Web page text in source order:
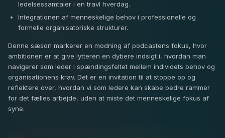
ledelsessamtaler i en travl hverdag.
Integrationen af menneskelige behov i professionelle og
formelle organisatoriske strukturer.
Denne sæson markerer en modning af podcastens fokus, hvor
ambitionen er at give lytteren en dybere indsigt i, hvordan man
navigerer som leder i spændingsfeltet mellem individets behov og
organisationens krav. Det er en invitation til at stoppe op og
reflektere over, hvordan vi som ledere kan skabe bedre rammer
for det fælles arbejde, uden at miste det menneskelige fokus af
syne.